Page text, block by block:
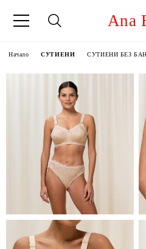
Ana
Начало СУТИЕНИ СУТИЕНИ БЕЗ